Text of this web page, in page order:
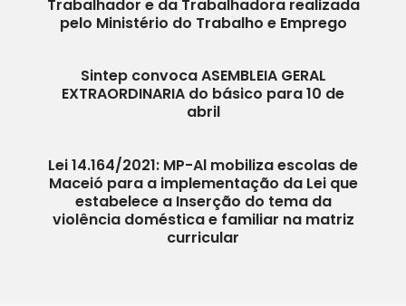
Trabalhador e da Trabalhadora realizada
pelo Ministério do Trabalho e Emprego
Sintep convoca ASEMBLEIA GERAL
EXTRAORDINARIA do básico para 10 de
abril
Lei 14.164/2021: MP-Al mobiliza escolas de
Maceió para a implementação da Lei que
estabelece a Inserção do tema da
violência doméstica e familiar na matriz
curricular